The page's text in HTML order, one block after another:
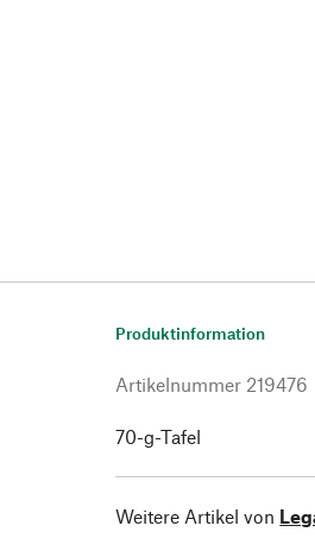
Produktinformation
Artikelnummer 219476
70-g-Tafel
Weitere Artikel von